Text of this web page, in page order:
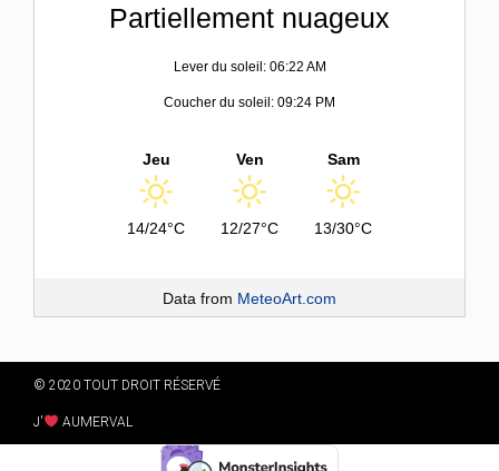
Partiellement nuageux
Lever du soleil: 06:22 AM
Coucher du soleil: 09:24 PM
Jeu
14/24°C
Ven
12/27°C
Sam
13/30°C
Data from MeteoArt.com
© 2020 TOUT DROIT RÉSERVÉ
J' AUMERVAL